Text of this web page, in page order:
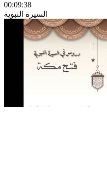
00:09:38
السيرة النبوية